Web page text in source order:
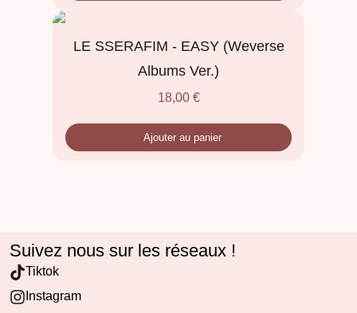
LE SSERAFIM - EASY (Weverse
Albums Ver.)
18,00 €
Ajouter au panier
Suivez nous sur les réseaux !
Tiktok
Instagram